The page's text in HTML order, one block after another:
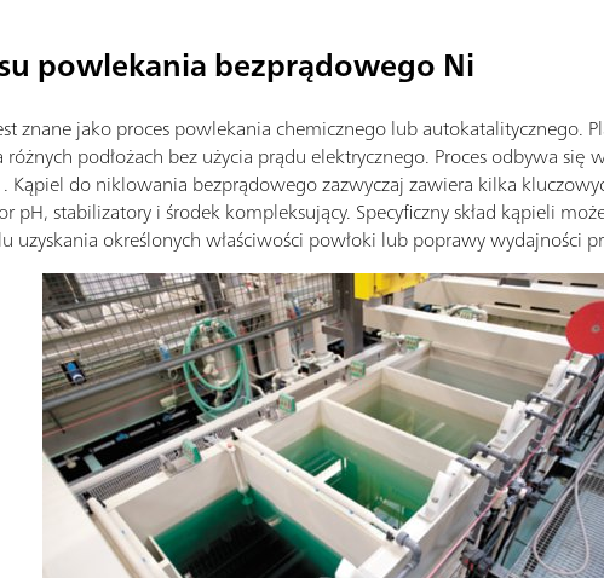
powlekania bezprądowego Ni
znane jako proces powlekania chemicznego lub autokatalitycznego.
podłożach bez użycia prądu elektrycznego. Proces odbywa
. Kąpiel do niklowania bezprądowego zazwyczaj zawiera kilka
pH, stabilizatory i środek kompleksujący. Specyficzny skład kąpieli
uzyskania określonych właściwości powłoki lub poprawy wydajności